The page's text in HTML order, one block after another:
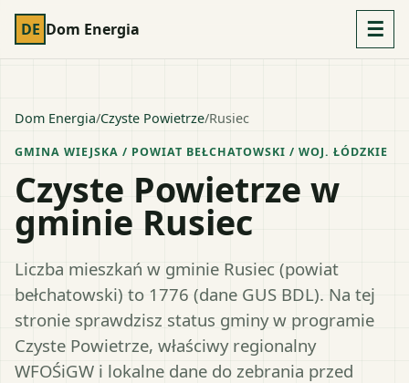
DE Dom Energia ☰
Dom Energia/Czyste Powietrze/Rusiec
GMINA WIEJSKA / POWIAT BEŁCHATOWSKI / WOJ. ŁÓDZKIE
Czyste Powietrze w
gminie Rusiec
Liczba mieszkań w gminie Rusiec (powiat
bełchatowski) to 1776 (dane GUS BDL). Na tej
stronie sprawdzisz status gminy w programie
Czyste Powietrze, właściwy regionalny
WFOŚiGW i lokalne dane do zebrania przed